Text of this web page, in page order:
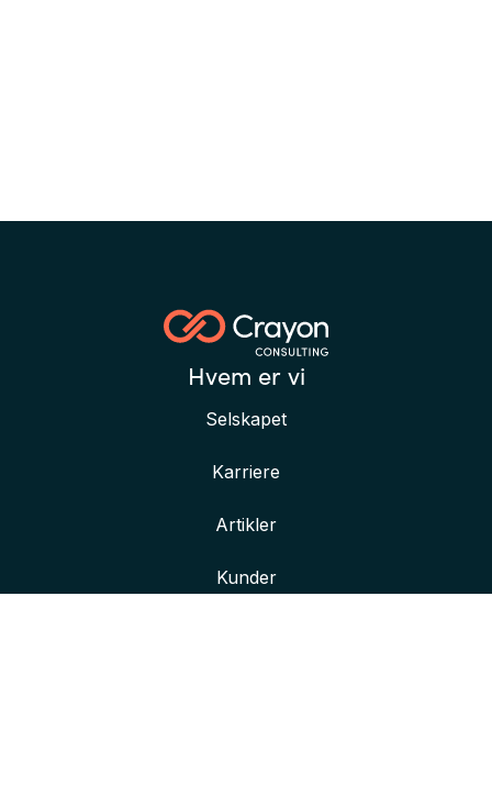
Hvem er vi
Selskapet
Karriere
Artikler
Kunder